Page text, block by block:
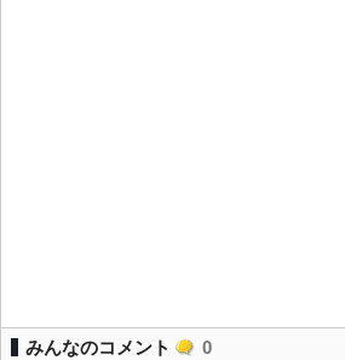
みんなのコメント 0